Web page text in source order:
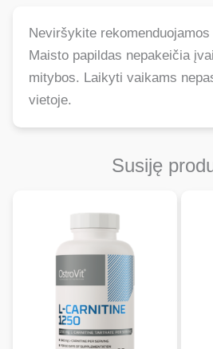
Neviršykite
Maisto papildas nepakeičia
mitybos. Laikyti vaikams
vietoje.
Susiję